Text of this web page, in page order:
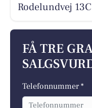
Rodelundvej
FÅ TRE
Telefonnummer *